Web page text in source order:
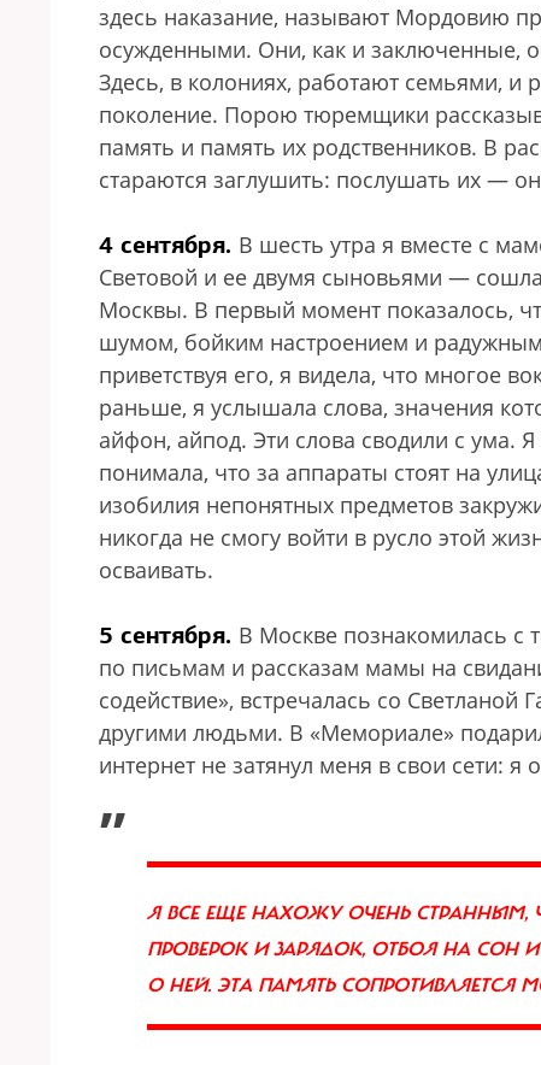
здесь наказание, называют Мордовию
осужденными. Они, как и заключенные,
Здесь, в колониях, работают семьями, и
поколение. Порою тюремщики
память и память их родственников. В
стараются заглушить: послушать их —
4 сентября. В шесть утра я вместе с
Световой и ее двумя сыновьями —
Москвы. В первый момент показалось,
шумом, бойким настроением и
приветствуя его, я видела, что многое
раньше, я услышала слова, значения
айфон, айпод. Эти слова сводили с ума.
понимала, что за аппараты стоят на
изобилия непонятных предметов
никогда не смогу войти в русло этой
осваивать.
5 сентября. В Москве познакомилась с
по письмам и рассказам мамы на
содействие», встречалась со
другими людьми. В «Мемориале»
интернет не затянул меня в свои сети:
„
Я ВСЕ ЕЩЕ НАХОЖУ ОЧЕНЬ
ПРОВЕРОК И ЗАРЯДОК, ОТБОЯ НА СОН
О НЕЙ. ЭТА ПАМЯТЬ СОПРОТИВЛЯЕТСЯ